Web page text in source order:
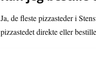
Ja, de fleste pizzasteder i
pizzastedet direkte eller